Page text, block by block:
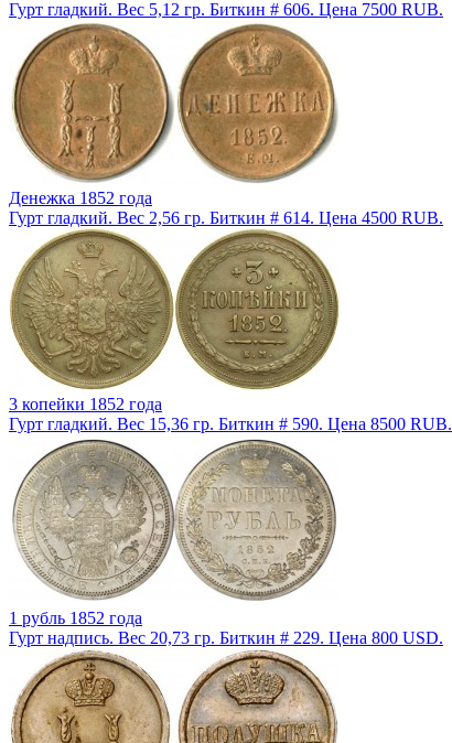
Гурт гладкий. Вес 5,12 гр. Биткин # 606. Цена 7500 RUB.
Денежка 1852 года
Гурт гладкий. Вес 2,56 гр. Биткин # 614. Цена 4500 RUB.
3 копейки 1852 года
Гурт гладкий. Вес 15,36 гр. Биткин # 590. Цена 8500 RUB.
1 рубль 1852 года
Гурт надпись. Вес 20,73 гр. Биткин # 229. Цена 800 USD.